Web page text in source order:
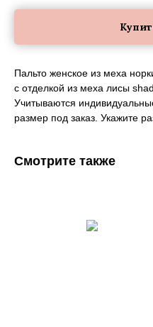
Пальто женское из меха
с отделкой из меха лисы
Учитываются
размер под заказ. Укажите
Смотрите также